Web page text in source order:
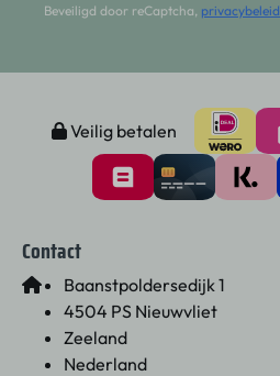
Beveiligd door reCaptcha, privacybeleid
Veilig betalen
Contact
Baanstpoldersedijk 1
4504 PS Nieuwvliet
Zeeland
Nederland